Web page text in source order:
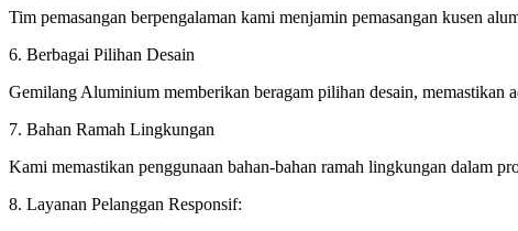
Tim pemasangan berpengalaman kami menjamin pemasangan kusen
6. Berbagai Pilihan Desain
Gemilang Aluminium memberikan beragam pilihan desain, memastikan
7. Bahan Ramah Lingkungan
Kami memastikan penggunaan bahan-bahan ramah lingkungan dalam
8. Layanan Pelanggan Responsif: